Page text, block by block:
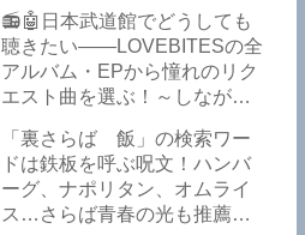
ごった返しているぞ！【さら
ば青春の光 五反田 グルメ】
２』が不気味な存在感で他を
圧倒した！異形の家族小説
『Q』も文句なしだぞ！～
2025年版「このミステリーが
すごい！」
📻🤖日本武道館でどうしても
聴きたい――LOVEBITESの全
アルバム・EPから憧れのリク
エスト曲を選ぶ！～しながわ
武道館】【ラブバイツ 武道
館】【LOVEBITES 武道館 セ
トリ】【LOVEBITES リクエ
スト曲】【LOVEBITES
「裏さらば 飯」の検索ワー
ドは鉄板を呼ぶ呪文！ハンバ
ーグ、ナポリタン、オムライ
ス…さらば青春の光も推薦！